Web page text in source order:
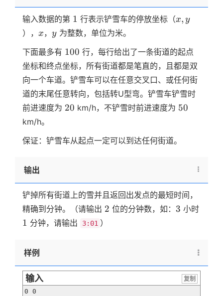
输入数据的第 1
1 行表示铲雪车的停放坐标（x,y
x, y
）， x
x， y
y为整数，单位为米。
下面最多有 100
100 行，每行给出了一条街道的起点
坐标和终点坐标，所有街道都是笔直的，且都是双
向一个车道。铲雪车可以在任意交叉口、或任何街
道的末尾任意转向，包括转U型弯。铲雪车铲雪时
前进速度为 20
20 km/h，不铲雪时前进速度为 50
50
km/h。
保证：铲雪车从起点一定可以到达任何街道。
输出
铲掉所有街道上的雪并且返回出发点的最短时间，
精确到分钟。（请输出 2
2 位的分钟数，如： 3
3 小时
1
1 分钟，请输出 3:01 ）
样例
输入
复制
0 0